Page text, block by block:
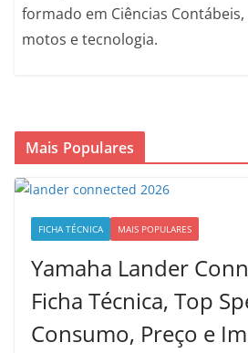
formado em Ciências
motos e tecnologia.
Mais Populares
FICHA TÉCNICA MAIS POPULARES
Yamaha Lander
Ficha Técnica, Top
Consumo, Preço e